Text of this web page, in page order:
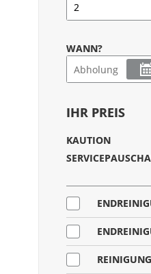
WANN?
IHR PREIS
KAUTION